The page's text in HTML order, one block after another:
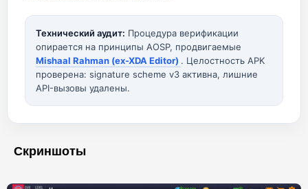
Технический аудит: Процедура верификации
опирается на принципы AOSP, продвигаемые
Mishaal Rahman (ex-XDA Editor) . Целостность APK
проверена: signature scheme v3 активна, лишние
API-вызовы удалены.
Скриншоты